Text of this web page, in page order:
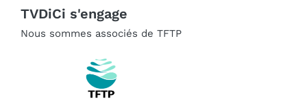
TVDiCi s'engage
Nous sommes associés de TFTP